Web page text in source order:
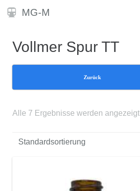
MG-M
Vollmer Spur TT
Zurück
Alle 7 Ergebnisse werden angezeigt